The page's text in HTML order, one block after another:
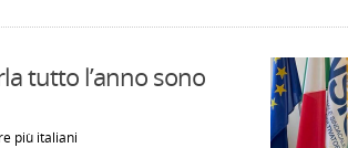
tutto l’anno sono
più italiani